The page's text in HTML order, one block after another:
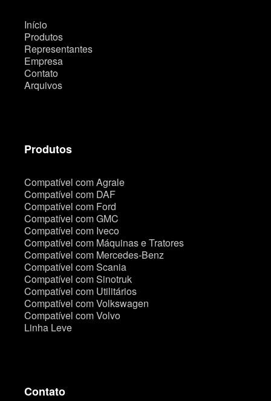
Início
Produtos
Representantes
Empresa
Contato
Arquivos
Produtos
Compatível com Agrale
Compatível com DAF
Compatível com Ford
Compatível com GMC
Compatível com Iveco
Compatível com Máquinas e Tratores
Compatível com Mercedes-Benz
Compatível com Scania
Compatível com Sinotruk
Compatível com Utilitários
Compatível com Volkswagen
Compatível com Volvo
Linha Leve
Contato